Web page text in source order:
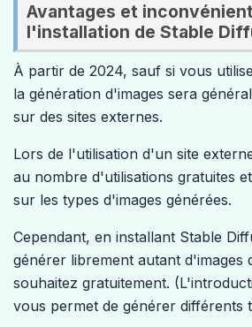
Avantages et
l'installation de Stable
À partir de 2024, sauf si vous
la génération d'images sera
sur des sites externes.
Lors de l'utilisation d'un site
au nombre d'utilisations gratuites
sur les types d'images générées.
Cependant, en installant Stable
générer librement autant d'images
souhaitez gratuitement.
vous permet de générer différents